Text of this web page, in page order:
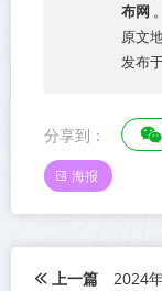
布网 。
原文
发布
分享到：
海报
上一篇 2024